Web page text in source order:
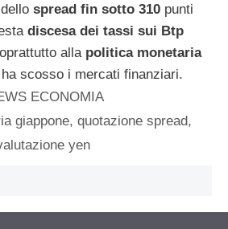
spread fin sotto 310 punti
discesa dei tassi sui Btp
alla politica monetaria
scosso i mercati finanziari.
ECONOMIA
giappone,quotazione spread,
yen